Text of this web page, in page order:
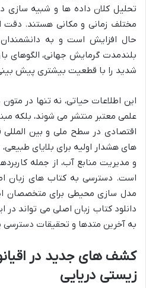
تحلیل کلان داده ها و شبیه
مختلف زمانی و مکانی هستند. دقت
حال افزایش است و به
بلندمدت گرمایش جهانی، الگوهای
شدید را با قطعیت بیشتری پیش
این اطلاعات حیاتی، نه تنها در
علمی معتبر منتشر می شوند، بلکه
اقتصادی در سطح ملی و بین
های هشدار اولیه برای بلایای
و مدیریت منابع آب، از جمله
است. دسترسی به کتاب های زبان
مدل سازی محیطی برای متخصصان
دانلود کتاب زبان اصلی می تواند
به آخرین متدها و تحقیقات دسترسی
کشف های جدید در
زیستی دریایی